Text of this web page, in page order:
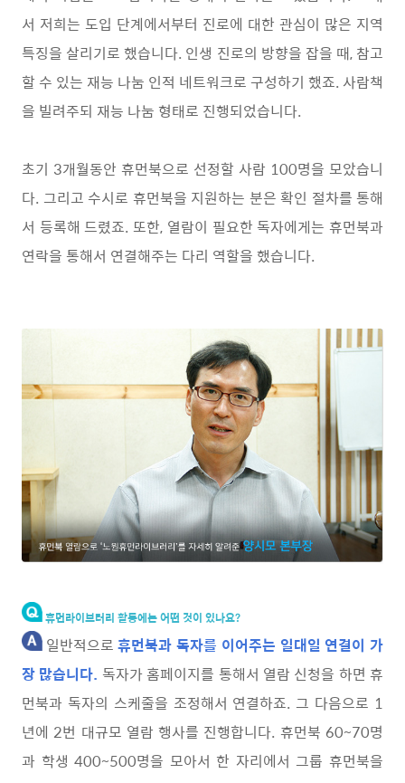
서 저희는 도입 단계에서부터 진로에 대한 관심이 많은 지역
특징을 살리기로 했습니다. 인생 진로의 방향을 잡을 때, 참고
할 수 있는 재능 나눔 인적 네트워크로 구성하기 했죠. 사람책
을 빌려주되 재능 나눔 형태로 진행되었습니다.
초기 3개월동안 휴먼북으로 선정할 사람 100명을 모았습니
다. 그리고 수시로 휴먼북을 지원하는 분은 확인 절차를 통해
서 등록해 드렸죠. 또한, 열람이 필요한 독자에게는 휴먼북과
연락을 통해서 연결해주는 다리 역할을 했습니다.
휴먼라이브러리 활동에는 어떤 것이 있나요?
일반적으로휴먼북과 독자를 이어주는 일대일 연결이 가
장 많습니다. 독자가 홈페이지를 통해서 열람 신청을 하면 휴
먼북과 독자의 스케줄을 조정해서 연결하죠. 그 다음으로 1
년에 2번 대규모 열람 행사를 진행합니다. 휴먼북 60~70명
과 학생 400~500명을 모아서 한 자리에서 그룹 휴먼북을